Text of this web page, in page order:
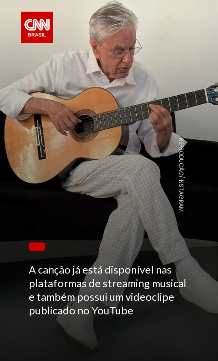
A canção já está disponível nas
plataformas de streaming musical
e também possui um videoclipe
publicado no YouTube
REPRODUÇÃO/INSTAGRAM